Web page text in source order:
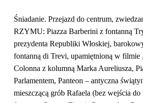
Śniadanie. Przejazd do centrum,
RZYMU: Piazza Barberini z fontanną
prezydenta Republiki Włoskiej,
fontanną di Trevi, upamiętnioną w filmie
Colonna z kolumną Marka Aureliusza,
Parlamentem, Panteon – antyczna
mieszczącą grób Rafaela (bez wejścia